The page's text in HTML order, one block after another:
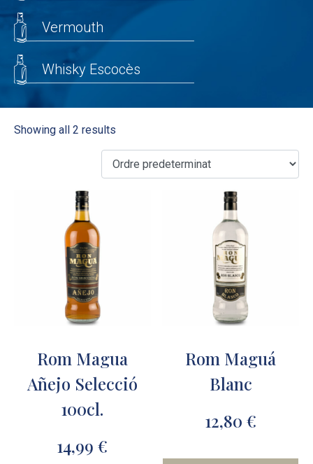
Vermouth
Whisky Escocès
Showing all 2 results
Rom Magua
Añejo Selecció
100cl.
14,99€
Rom Maguá
Blanc
12,80€